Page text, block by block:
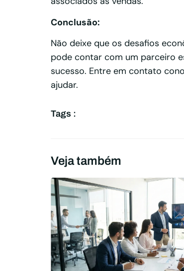
Conclusão:
Não deixe que os desafios
pode contar com um parceiro
sucesso. Entre em contato
ajudar.
Tags :
Veja também